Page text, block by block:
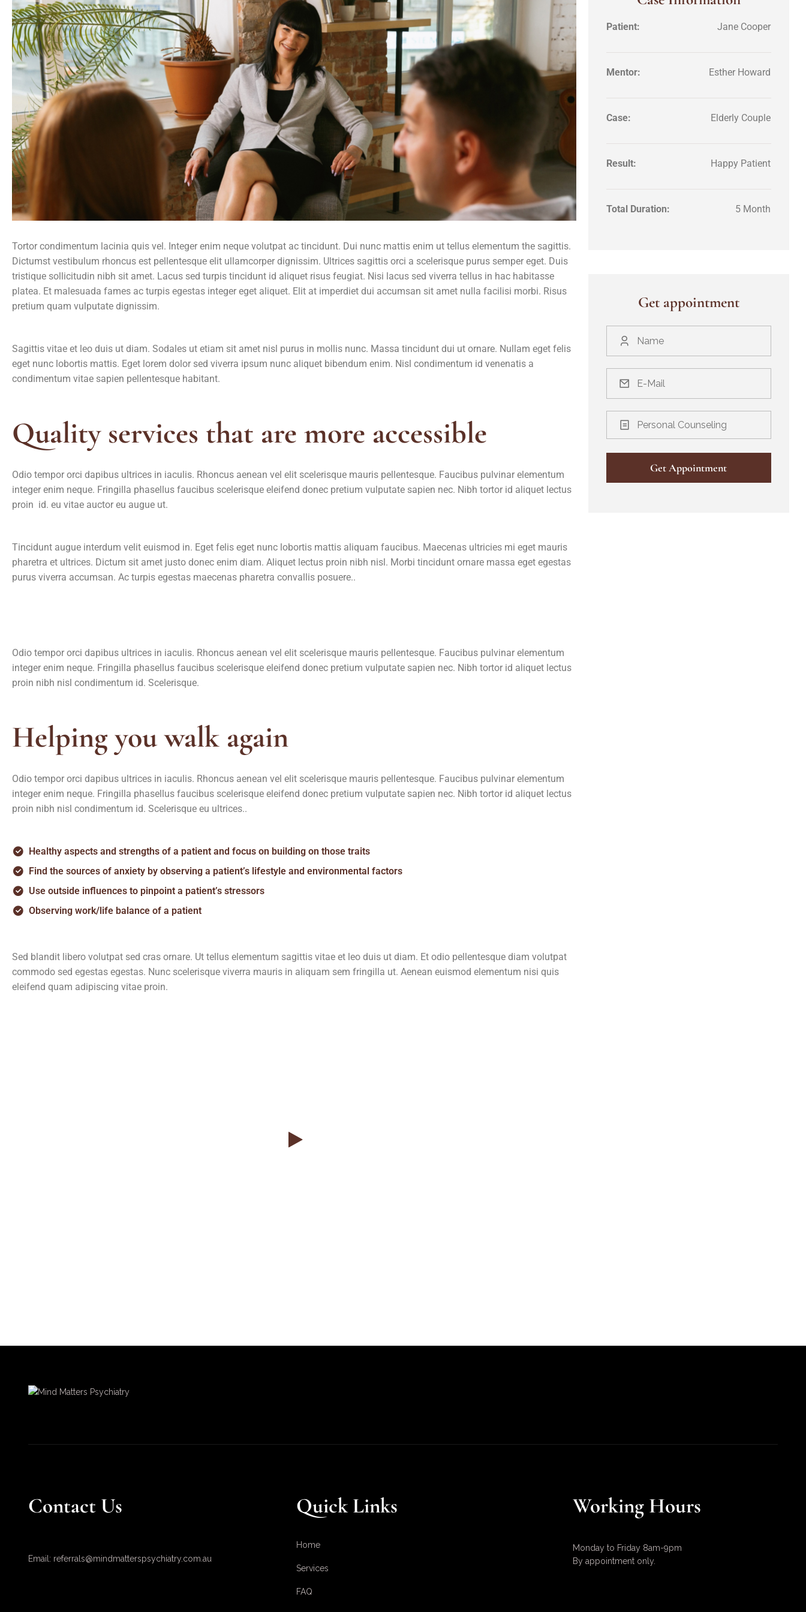
Tortor condimentum lacinia quis vel. Integer enim neque volutpat ac tincidunt. Dui nunc mattis enim ut tellus elementum the sagittis.
Dictumst vestibulum rhoncus est pellentesque elit ullamcorper dignissim. Ultrices sagittis orci a scelerisque purus semper eget. Duis
tristique sollicitudin nibh sit amet. Lacus sed turpis tincidunt id aliquet risus feugiat. Nisi lacus sed viverra tellus in hac habitasse
platea. Et malesuada fames ac turpis egestas integer eget aliquet. Elit at imperdiet dui accumsan sit amet nulla facilisi morbi. Risus
pretium quam vulputate dignissim.
Sagittis vitae et leo duis ut diam. Sodales ut etiam sit amet nisl purus in mollis nunc. Massa tincidunt dui ut ornare. Nullam eget felis
eget nunc lobortis mattis. Eget lorem dolor sed viverra ipsum nunc aliquet bibendum enim. Nisl condimentum id venenatis a
condimentum vitae sapien pellentesque habitant.
Quality services that are more accessible
Odio tempor orci dapibus ultrices in iaculis. Rhoncus aenean vel elit scelerisque mauris pellentesque. Faucibus pulvinar elementum
integer enim neque. Fringilla phasellus faucibus scelerisque eleifend donec pretium vulputate sapien nec. Nibh tortor id aliquet lectus
proin id. eu vitae auctor eu augue ut.
Tincidunt augue interdum velit euismod in. Eget felis eget nunc lobortis mattis aliquam faucibus. Maecenas ultricies mi eget mauris
pharetra et ultrices. Dictum sit amet justo donec enim diam. Aliquet lectus proin nibh nisl. Morbi tincidunt ornare massa eget egestas
purus viverra accumsan. Ac turpis egestas maecenas pharetra convallis posuere..
Odio tempor orci dapibus ultrices in iaculis. Rhoncus aenean vel elit scelerisque mauris pellentesque. Faucibus pulvinar elementum
integer enim neque. Fringilla phasellus faucibus scelerisque eleifend donec pretium vulputate sapien nec. Nibh tortor id aliquet lectus
proin nibh nisl condimentum id. Scelerisque.
Helping you walk again
Odio tempor orci dapibus ultrices in iaculis. Rhoncus aenean vel elit scelerisque mauris pellentesque. Faucibus pulvinar elementum
integer enim neque. Fringilla phasellus faucibus scelerisque eleifend donec pretium vulputate sapien nec. Nibh tortor id aliquet lectus
proin nibh nisl condimentum id. Scelerisque eu ultrices..
Healthy aspects and strengths of a patient and focus on building on those traits
Find the sources of anxiety by observing a patient’s lifestyle and environmental factors
Use outside influences to pinpoint a patient’s stressors
Observing work/life balance of a patient
Sed blandit libero volutpat sed cras ornare. Ut tellus elementum sagittis vitae et leo duis ut diam. Et odio pellentesque diam volutpat
commodo sed egestas egestas. Nunc scelerisque viverra mauris in aliquam sem fringilla ut. Aenean euismod elementum nisi quis
eleifend quam adipiscing vitae proin.
Patient: Jane Cooper
Mentor: Esther Howard
Case: Elderly Couple
Result: Happy Patient
Total Duration: 5 Month
Get appointment
Personal Counseling
Contact Us
Email: referrals@mindmatterspsychiatry.com.au
Quick Links
Home
Services
FAQ
Working Hours
Monday to Friday 8am-9pm
By appointment only.